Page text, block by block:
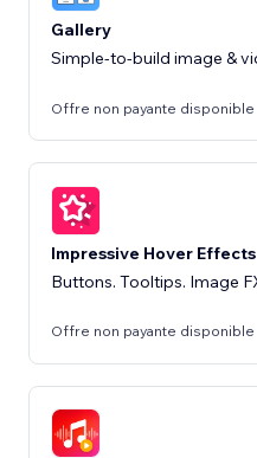
Gallery
Simple-to-build image &
Offre non payante disponible
Impressive Hover Effects
Buttons. Tooltips. Image
Offre non payante disponible